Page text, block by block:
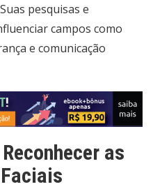
pesquisas e
campos como
e comunicação
as